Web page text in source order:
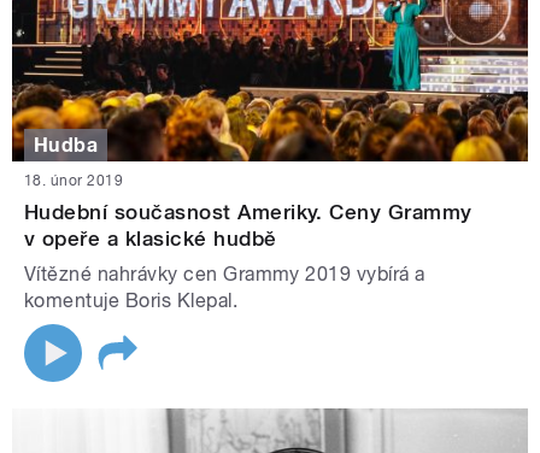
Hudba
18. únor 2019
Hudební současnost Ameriky. Ceny Grammy
v opeře a klasické hudbě
Vítězné nahrávky cen Grammy 2019 vybírá a
komentuje Boris Klepal.